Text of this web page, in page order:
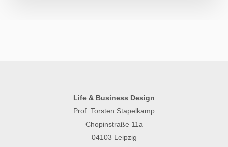
Life & Business Design
Prof. Torsten Stapelkamp
Chopinstraße 11a
04103 Leipzig